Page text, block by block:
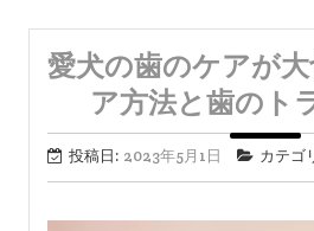
愛犬の歯のケアが
ア方法と歯のト
投稿日: 2023年5月1日 カテゴ